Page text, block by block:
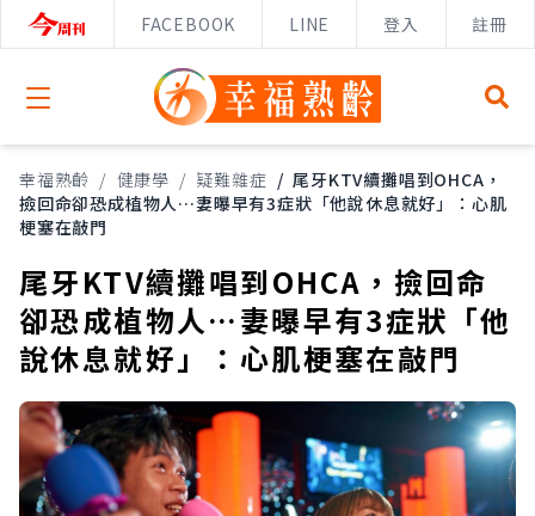
FACEBOOK LINE 登入 註冊
Open menu
幸福熟齡 / 健康學 / 疑難雜症 / 尾牙KTV續攤唱到OHCA，
撿回命卻恐成植物人…妻曝早有3症狀「他說休息就好」：心肌
梗塞在敲門
尾牙KTV續攤唱到OHCA，撿回命
卻恐成植物人…妻曝早有3症狀「他
說休息就好」：心肌梗塞在敲門